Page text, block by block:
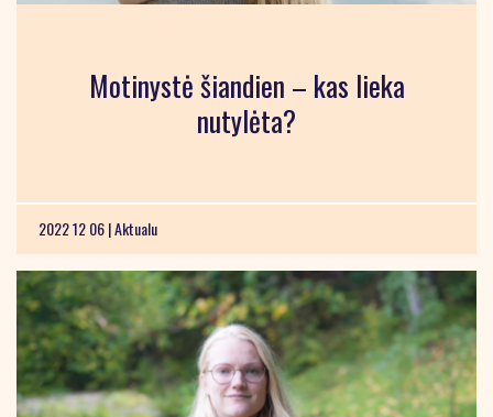
Motinystė šiandien – kas lieka
nutylėta?
2022 12 06 |Aktualu